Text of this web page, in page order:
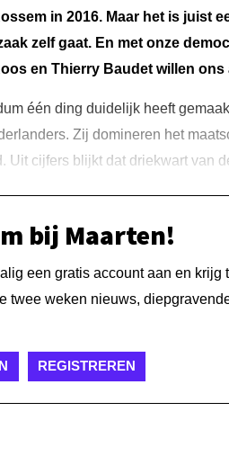
in 2016. Maar het is juist
zelf gaat. En met onze
en Thierry Baudet willen
één ding duidelijk heeft
Zij domineren het
Uit cijfers blijkt dat driekwart van
bij Maarten!
een gratis account aan en
twee weken nieuws,
REGISTREREN